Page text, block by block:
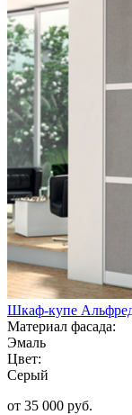
Шкаф-купе
Материал фасада:
Эмаль
Цвет:
Серый
от 35 000 руб.